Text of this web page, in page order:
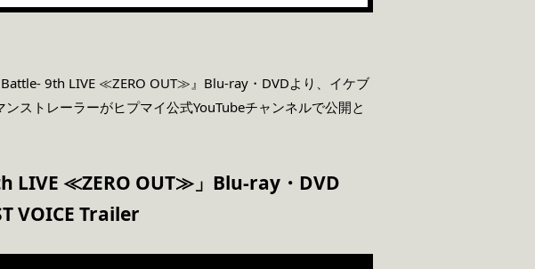
9th LIVE ≪ZERO OUT≫』Blu-ray・DVDより、イケブ
ストレーラーがヒプマイ公式YouTubeチャンネルで公開と
LIVE ≪ZERO OUT≫」Blu-ray・DVD
VOICE Trailer